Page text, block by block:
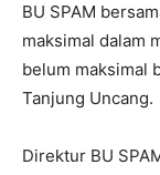
BU SPAM
maksimal dalam
belum maksimal
Tanjung Uncang.
Direktur BU